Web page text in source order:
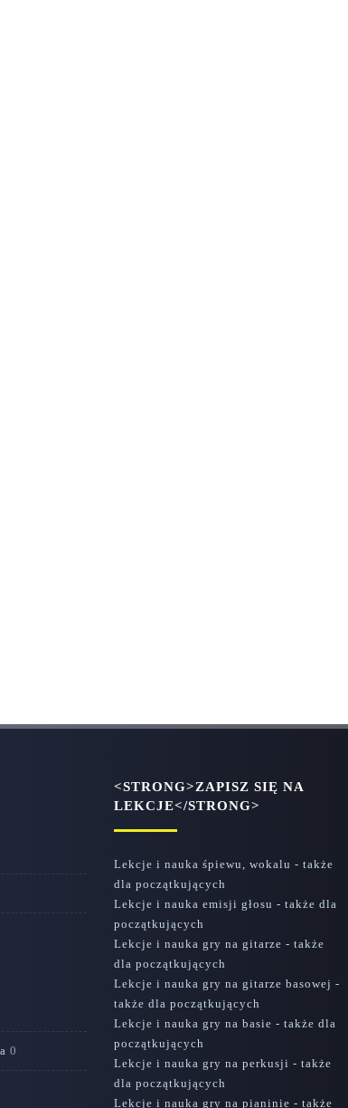
0
<STRONG>ZAPISZ SIĘ NA
LEKCJE</STRONG>
Lekcje i nauka śpiewu, wokalu - także
dla początkujących
Lekcje i nauka emisji głosu - także dla
początkujących
Lekcje i nauka gry na gitarze - także
dla początkujących
Lekcje i nauka gry na gitarze basowej -
także dla początkujących
Lekcje i nauka gry na basie - także dla
początkujących
Lekcje i nauka gry na perkusji - także
dla początkujących
Lekcje i nauka gry na pianinie - także